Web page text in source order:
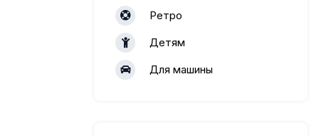
Ретро
Детям
Для машины